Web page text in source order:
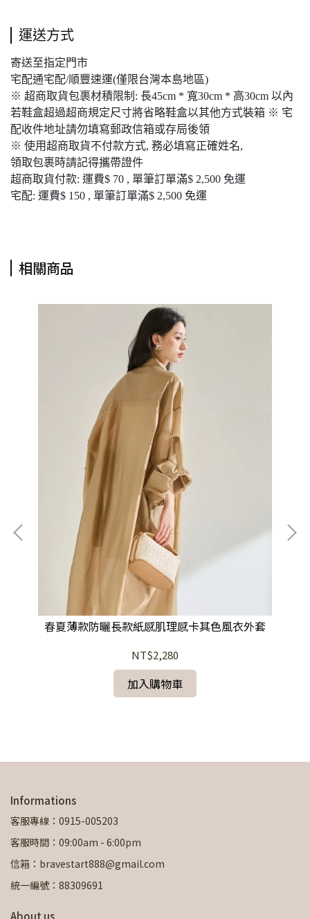
運送方式
寄送至指定門市
宅配通宅配/順豐速運(僅限台灣本島地區)
※ 超商取貨包裹材積限制: 長45cm * 寬30cm * 高30cm 以內
若鞋盒超過超商規定尺寸將省略鞋盒以其他方式裝箱 ※ 宅
配收件地址請勿填寫郵政信箱或存局後領
※ 使用超商取貨不付款方式, 務必填寫正確姓名,
領取包裹時請記得攜帶證件
超商取貨付款: 運費$ 70 , 單筆訂單滿$ 2,500 免運
宅配: 運費$ 150 , 單筆訂單滿$ 2,500 免運
相關商品
春夏薄款防曬長款紙感肌理感卡其色風衣外套
NT$2,280
加入購物車
Informations
客服專線：0915-005203
客服時間：09:00am - 6:00pm
信箱：bravestart888@gmail.com
統一編號：88309691
About us